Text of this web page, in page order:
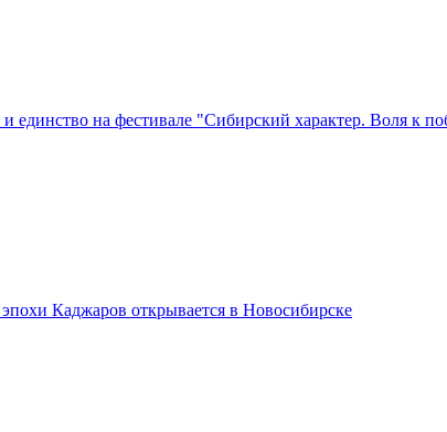
единство на фестивале "Сибирский характер. Воля к
Каджаров открывается в Новосибирске